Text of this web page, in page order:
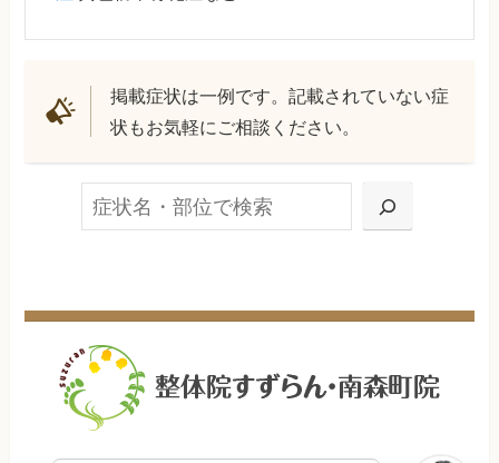
掲載症状は一例です。記載されていない症
状もお気軽にご相談ください。